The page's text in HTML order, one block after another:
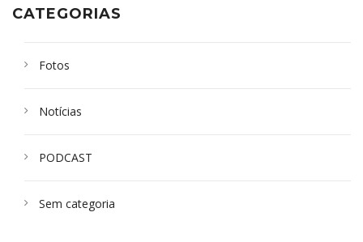
CATEGORIAS
Fotos
Notícias
PODCAST
Sem categoria